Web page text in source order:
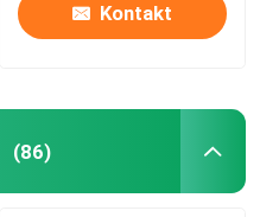
Kontakt
(86)